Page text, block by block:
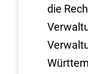
die